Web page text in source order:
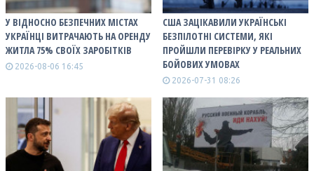
У ВІДНОСНО БЕЗПЕЧНИХ МІСТАХ
УКРАЇНЦІ ВИТРАЧАЮТЬ НА ОРЕНДУ
ЖИТЛА 75% СВОЇХ ЗАРОБІТКІВ
2026-08-06 16:45
США ЗАЦІКАВИЛИ УКРАЇНСЬКІ
БЕЗПІЛОТНІ СИСТЕМИ, ЯКІ
ПРОЙШЛИ ПЕРЕВІРКУ У РЕАЛЬНИХ
БОЙОВИХ УМОВАХ
2026-07-31 08:26